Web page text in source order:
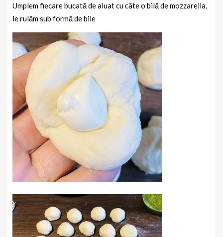
Umplem fiecare bucată de aluat cu câte o bilă de mozzarella,
le rulăm sub formă de bile